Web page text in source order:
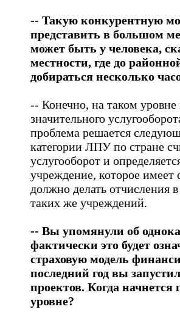
-- Такую конкурентную
представить в большом
может быть у человека,
местности, где до
добираться несколько
-- Конечно, на таком
значительного
проблема решается
категории ЛПУ по стране
услугооборот и
учреждение, которое имеет
должно делать отчисления
таких же учреждений.
-- Вы упомянули об
фактически это будет
страховую модель
последний год вы
проектов. Когда начнется
уровне?